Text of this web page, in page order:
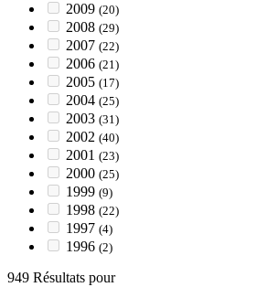
2009 (20)
2008 (29)
2007 (22)
2006 (21)
2005 (17)
2004 (25)
2003 (31)
2002 (40)
2001 (23)
2000 (25)
1999 (9)
1998 (22)
1997 (4)
1996 (2)
949 Résultats pour